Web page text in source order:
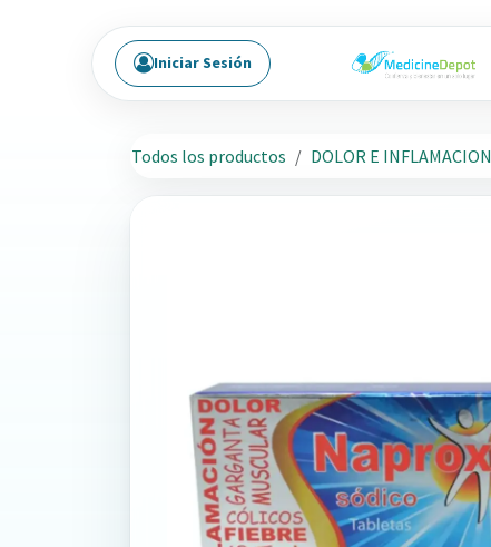
Iniciar Sesión
Todos los productos DOLOR E INFLAMACION